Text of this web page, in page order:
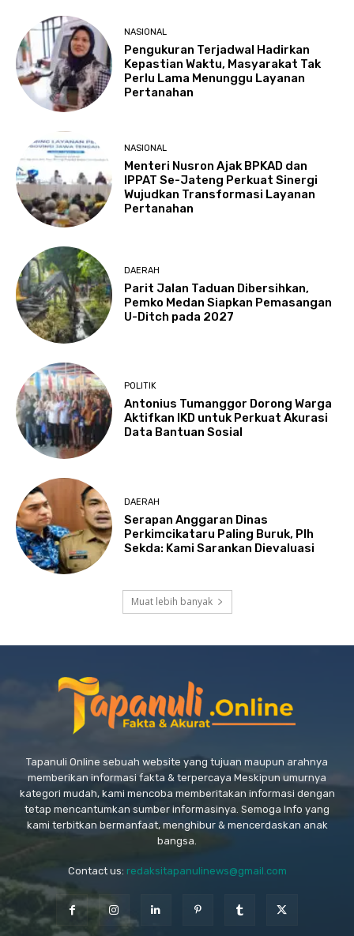
NASIONAL
Pengukuran Terjadwal Hadirkan
Kepastian Waktu, Masyarakat Tak
Perlu Lama Menunggu Layanan
Pertanahan
NASIONAL
Menteri Nusron Ajak BPKAD dan
IPPAT Se-Jateng Perkuat Sinergi
Wujudkan Transformasi Layanan
Pertanahan
DAERAH
Parit Jalan Taduan Dibersihkan,
Pemko Medan Siapkan Pemasangan
U-Ditch pada 2027
POLITIK
Antonius Tumanggor Dorong Warga
Aktifkan IKD untuk Perkuat Akurasi
Data Bantuan Sosial
DAERAH
Serapan Anggaran Dinas
Perkimcikataru Paling Buruk, Plh
Sekda: Kami Sarankan Dievaluasi
Muat lebih banyak
Tapanuli Online sebuah website yang tujuan maupun arahnya
memberikan informasi fakta & terpercaya Meskipun umurnya
kategori mudah, kami mencoba memberitakan informasi dengan
tetap mencantumkan sumber informasinya. Semoga Info yang
kami terbitkan bermanfaat, menghibur & mencerdaskan anak
bangsa.
Contact us: redaksitapanulinews@gmail.com